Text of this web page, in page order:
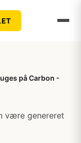
på Carbon -
være genereret